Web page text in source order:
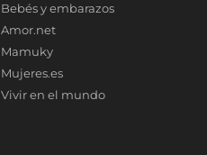
Bebés y embarazos
Amor.net
Mamuky
Mujeres.es
Vivir en el mundo